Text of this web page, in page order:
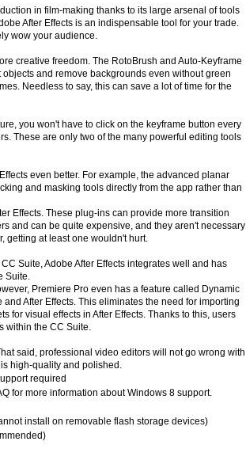
in film-making thanks to its large arsenal of tools
After Effects is an indispensable tool for your trade.
wow your audience.
creative freedom. The RotoBrush and Auto-Keyframe
and remove backgrounds even without green
Needless to say, this can save a lot of time for the
you won't have to click on the keyframe button every
These are only two of the many powerful editing tools
even better. For example, the advanced planar
and masking tools directly from the app rather than
Effects. These plug-ins can provide more transition
and can be quite expensive, and they aren't necessary
getting at least one wouldn't hurt.
Suite, Adobe After Effects integrates well and has
Suite.
Premiere Pro even has a feature called Dynamic
After Effects. This eliminates the need for importing
for visual effects in After Effects. Thanks to this, users
within the CC Suite.
said, professional video editors will not go wrong with
high-quality and polished.
required
for more information about Windows 8 support.
install on removable flash storage devices)